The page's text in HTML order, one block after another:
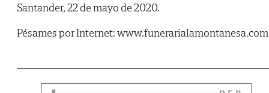
Santander, 22 de mayo de 2020.
Pésames por Internet: www.funerarialamontanesa.com